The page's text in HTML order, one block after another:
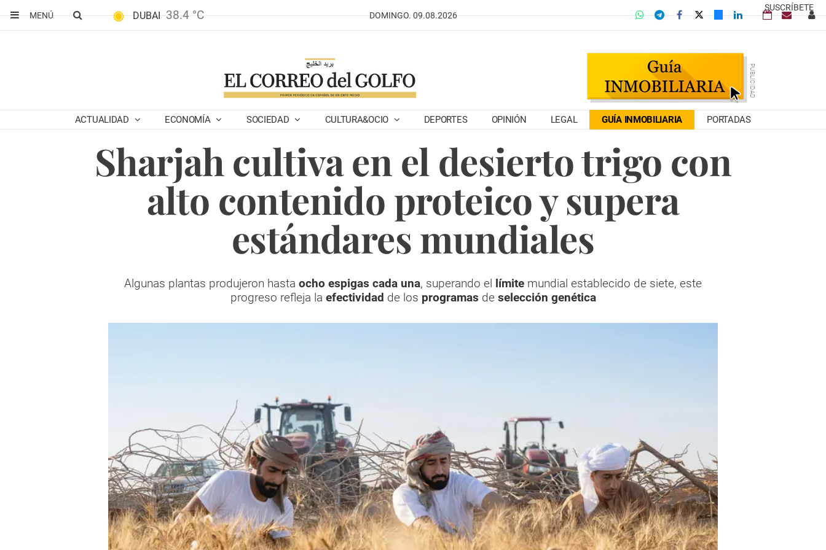
SUSCRÍBETE
MENÚ
DUBAI 38.4 °C DOMINGO. 09.08.2026
ACTUALIDAD ECONOMÍA SOCIEDAD CULTURA&OCIO DEPORTES OPINIÓN LEGAL GUÍA INMOBILIARIA PORTADAS
Sharjah cultiva en el desierto trigo con
alto contenido proteico y supera
estándares mundiales
Algunas plantas produjeron hasta ocho espigas cada una, superando el límite mundial establecido de siete, este
progreso refleja la efectividad de los programas de selección genética